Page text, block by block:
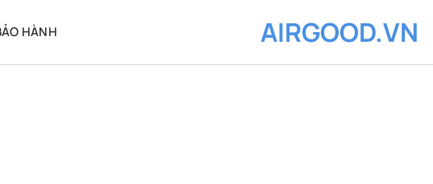
AIRGOOD.VN
HÀNH